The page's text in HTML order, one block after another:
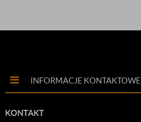
INFORMACJE KONTAKTOWE
KONTAKT